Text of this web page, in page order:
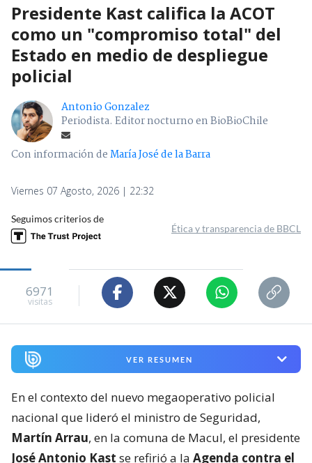
Presidente Kast califica la ACOT
como un "compromiso total" del
Estado en medio de despliegue
policial
Antonio Gonzalez
Periodista. Editor nocturno en BioBioChile
Con información deMaría José de la Barra
Viernes 07 Agosto, 2026 | 22:32
Seguimos criterios de
Ética y transparencia de BBCL
6971
visitas
VER RESUMEN
En el contexto del nuevo megaoperativo policial
nacional que lideró el ministro de Seguridad,
Martín Arrau, en la comuna de Macul, el presidente
José Antonio Kast se refirió a la Agenda contra el